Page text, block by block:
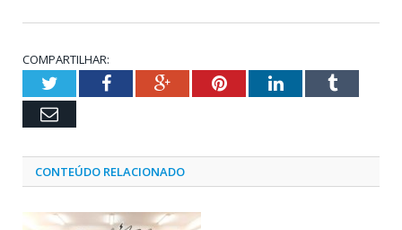
COMPARTILHAR:
TwitterFacebookGoogle+PinterestLinkedInTumblr
Email
CONTEÚDO RELACIONADO